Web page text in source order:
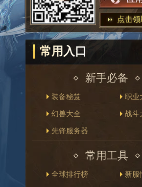
点击
常用入口
新手必备
装备秘笈 职业
幻兽大全 战斗
先锋服务器
常用工具
全球排行榜 新服